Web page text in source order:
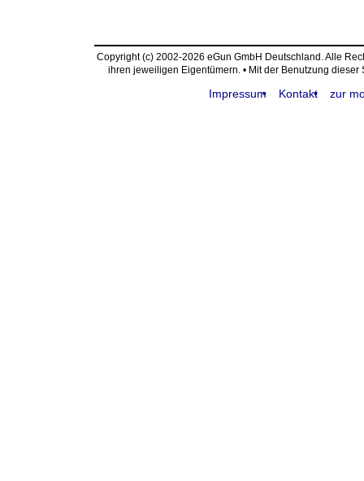
Copyright (c) 2002-2026 eGun GmbH Deutschland. Alle
ihren jeweiligen Eigentümern. • Mit der Benutzung
Impressum Kontakt zur